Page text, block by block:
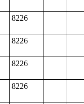
8226
8226
8226
8226